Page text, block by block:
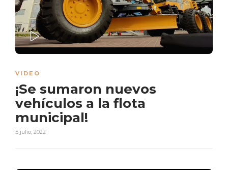
VIDEO
¡Se sumaron nuevos
vehículos a la flota
municipal!
5 julio, 2022